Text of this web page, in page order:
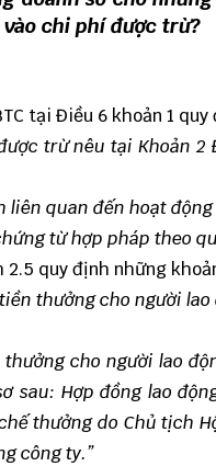
chi phí được trừ?
tại Điều 6 khoản 1 quy
trừ nêu tại Khoản
quan đến hoạt
từ hợp pháp theo
2.5 quy định những
thưởng cho người
cho người lao
sau: Hợp đồng lao
thưởng do Chủ tịch
công ty.”